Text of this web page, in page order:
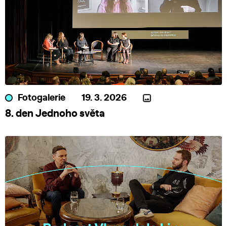
Fotogalerie 19. 3. 2026
8. den Jednoho světa